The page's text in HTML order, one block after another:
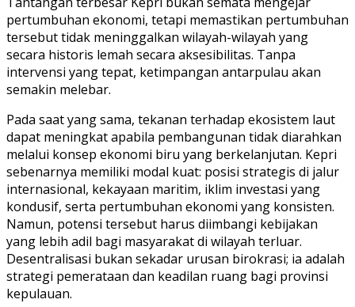
pertumbuhan ekonomi, tetapi memastikan pertumbuhan
tersebut tidak meninggalkan wilayah-wilayah yang
secara historis lemah secara aksesibilitas. Tanpa
intervensi yang tepat, ketimpangan antarpulau akan
semakin melebar.
Pada saat yang sama, tekanan terhadap ekosistem laut
dapat meningkat apabila pembangunan tidak diarahkan
melalui konsep ekonomi biru yang berkelanjutan. Kepri
sebenarnya memiliki modal kuat: posisi strategis di jalur
internasional, kekayaan maritim, iklim investasi yang
kondusif, serta pertumbuhan ekonomi yang konsisten.
Namun, potensi tersebut harus diimbangi kebijakan
yang lebih adil bagi masyarakat di wilayah terluar.
Desentralisasi bukan sekadar urusan birokrasi; ia adalah
strategi pemerataan dan keadilan ruang bagi provinsi
kepulauan.